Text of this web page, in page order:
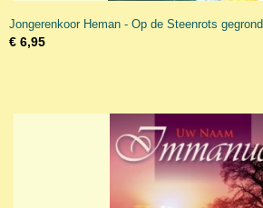
Jongerenkoor Heman - Op de Steenrots gegrond
€ 6,95